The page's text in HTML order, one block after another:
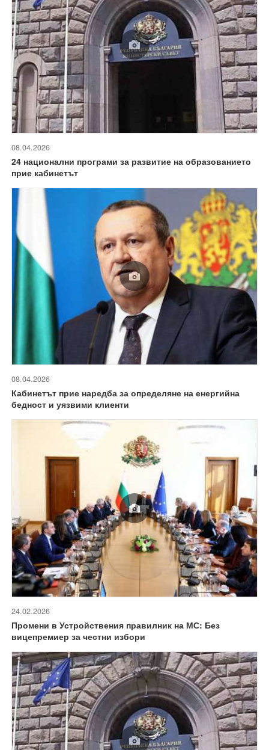
08.04.2026
24 национални програми за развитие на образованието
прие кабинетът
08.04.2026
Кабинетът прие наредба за определяне на енергийна
бедност и уязвими клиенти
24.02.2026
Промени в Устройствения правилник на МС: Без
вицепремиер за честни избори